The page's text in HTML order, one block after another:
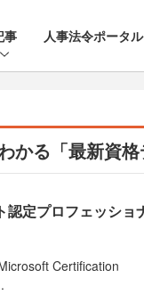
事 人事法令ポータル
かる「最新資
認定プロフェッショ
Certification